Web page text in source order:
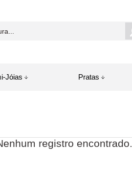
Jóias Pratas
registro encontrado.